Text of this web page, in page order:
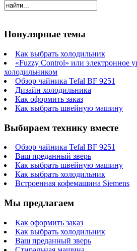
Популярные темы
Как выбрать холодильник
«Fuzzy Control» или электронное
холодильником
Обзор чайника Tefal BF 9251
Дизайн холодильника
Как оформить заказ
Как выбрать швейную машину
Выбираем технику вместе
Обзор чайника Tefal BF 9251
Ваш преданный зверь
Как выбрать швейную машину
Как выбрать холодильник
Встроенная кофемашина Siemens
Мы предлагаем
Как оформить заказ
Как выбрать холодильник
Ваш преданный зверь